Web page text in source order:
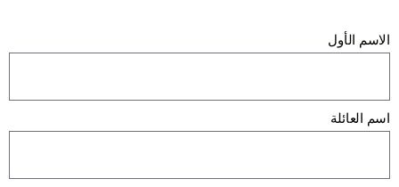
الاسم الأول
اسم العائلة